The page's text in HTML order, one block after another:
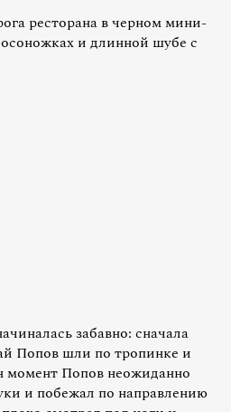
ресторана в черном мини-
и длинной шубе с
забавно: сначала
Попов шли по тропинке и
Попов неожиданно
и побежал по направлению